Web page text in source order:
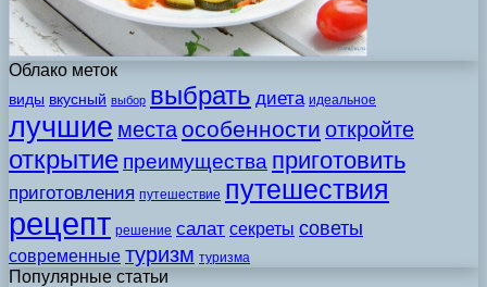
Облако меток
виды вкусный выбор выбрать диета идеальное
лучшие места особенности откройте
открытие преимущества приготовить
приготовления путешествие путешествия
рецепт решение салат секреты советы
современные туризм туризма
Популярные статьи